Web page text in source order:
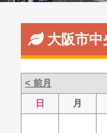
大阪市
< 前月
日
月